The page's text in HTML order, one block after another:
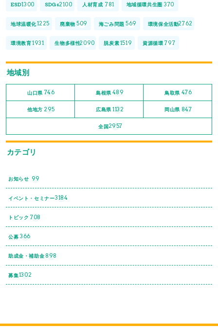
ESD1300 SDGs2100 人材育成 781 地域循環共生圏 370
地球温暖化1225 廃棄物 509 海ごみ問題 569 環境保全活動2762
環境教育1931 生物多様性2090 脱炭素1519 資源循環 797
地域別
山口県 746 島根県 489 鳥取県 476
他地方 295 広島県 1132 岡山県 847
全国2957
カテゴリ
お知らせ 99
イベント・セミナー3184
トピック 708
公募 366
助成金・補助金 898
募集1302